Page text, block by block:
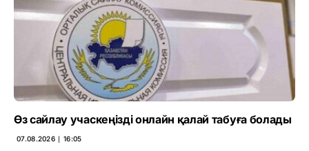
Өз сайлау учаскеңізді онлайн қалай табуға болады
07.08.2026 ∣ 16:05